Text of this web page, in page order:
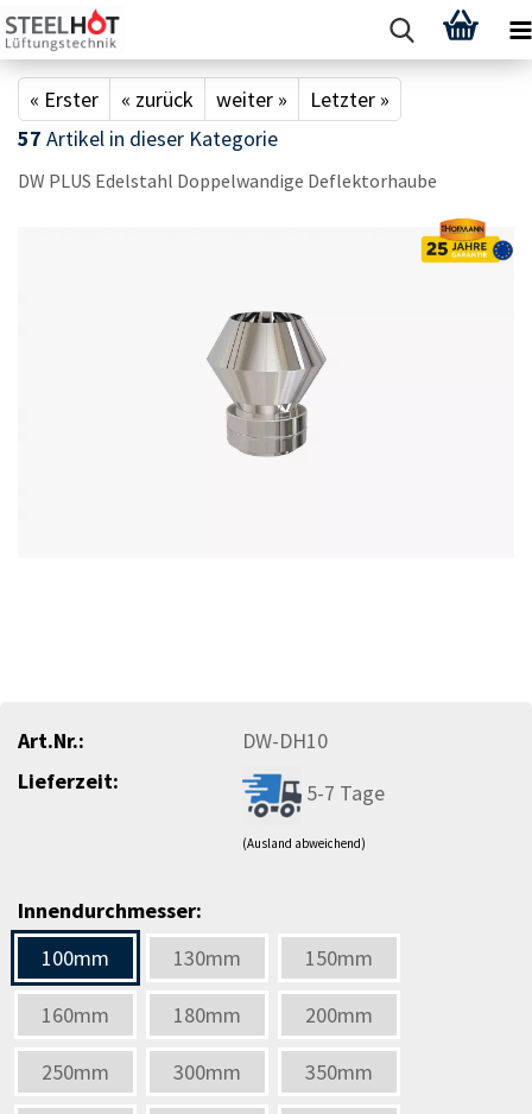
« Erster « zurück weiter »
Letzter »
57 Artikel in dieser Kategorie
DW PLUS Edel­stahl Dop­pel­wan­di­ge De­flek­tor­hau­be
Art.Nr.:
DW-DH10
Lieferzeit:
5-7 Tage
(Ausland abweichend)
Innendurchmesser:
100mm
130mm 150mm
160mm 180mm 200mm
250mm 300mm 350mm